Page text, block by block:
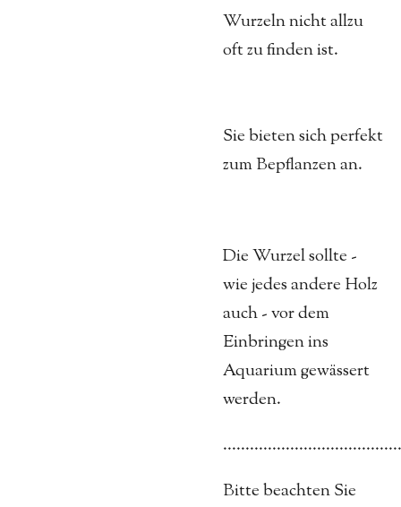
Wurzeln nicht allzu
oft zu finden ist.
Sie bieten sich perfekt
zum Bepflanzen an.
Die Wurzel sollte -
wie jedes andere Holz
auch - vor dem
Einbringen ins
Aquarium gewässert
werden.
Bitte beachten Sie